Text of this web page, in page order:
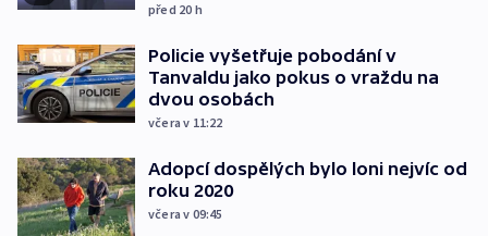
před 20 h
Policie vyšetřuje pobodání v
Tanvaldu jako pokus o vraždu na
dvou osobách
včera v 11:22
Adopcí dospělých bylo loni nejvíc od
roku 2020
včera v 09:45